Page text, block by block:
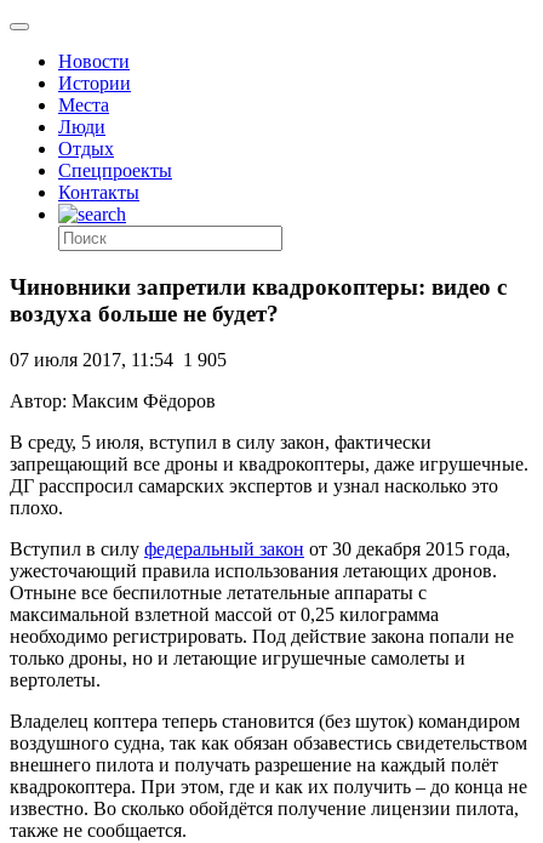
Новости
Истории
Места
Люди
Отдых
Спецпроекты
Контакты
Чиновники запретили квадрокоптеры: видео с
воздуха больше не будет?
07 июля 2017, 11:54 1 905
Автор: Максим Фёдоров
В среду, 5 июля, вступил в силу закон, фактически
запрещающий все дроны и квадрокоптеры, даже игрушечные.
ДГ расспросил самарских экспертов и узнал насколько это
плохо.
Вступил в силу федеральный закон от 30 декабря 2015 года,
ужесточающий правила использования летающих дронов.
Отныне все беспилотные летательные аппараты с
максимальной взлетной массой от 0,25 килограмма
необходимо регистрировать. Под действие закона попали не
только дроны, но и летающие игрушечные самолеты и
вертолеты.
Владелец коптера теперь становится (без шуток) командиром
воздушного судна, так как обязан обзавестись свидетельством
внешнего пилота и получать разрешение на каждый полёт
квадрокоптера. При этом, где и как их получить – до конца не
известно. Во сколько обойдётся получение лицензии пилота,
также не сообщается.